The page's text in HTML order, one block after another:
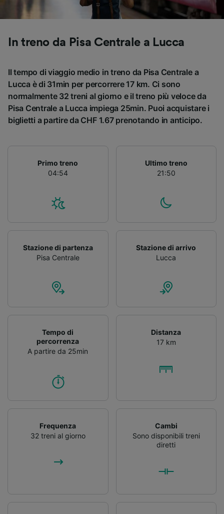
In treno da Pisa Centrale a Lucca
Il tempo di viaggio medio in treno da Pisa Centrale a
Lucca è di 31min per percorrere 17 km. Ci sono
normalmente 32 treni al giorno e il treno più veloce da
Pisa Centrale a Lucca impiega 25min. Puoi acquistare i
biglietti a partire da CHF 1.67 prenotando in anticipo.
Primo treno
04:54
Ultimo treno
21:50
Stazione di partenza
Pisa Centrale
Stazione di arrivo
Lucca
Tempo di
percorrenza
A partire da 25min
Distanza
17 km
Frequenza
32 treni al giorno
Cambi
Sono disponibili treni
diretti
Utilizzare dati di geolocalizzazione precisi.
Scansione attiva delle caratteristiche del
Archiviare informazioni su dispositivo e/o
accedervi. Pubblicità e contenuti
dei contenuti e degli annunci, ricerche sul
pubblico, sviluppo di servizi.
Elenco dei partner (fornitori)